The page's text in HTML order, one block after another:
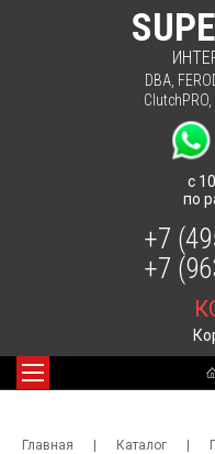
DBA
ClutchPRO
с
по
+7
+7
Главная | Каталог |